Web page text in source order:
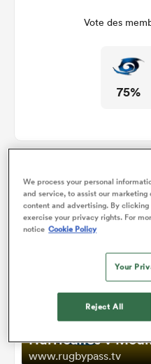
Vote des
75%
Hurricanes v
www.rugbypass.tv
We process your personal
and service, to assist our
content and advertising. By
exercise your privacy rights. For
notice Cookie Policy
Your
Reject All